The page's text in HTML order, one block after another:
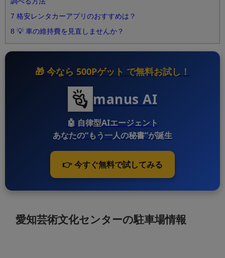
7 格安レンタカーアプリのおすすめは？
8 💡 車の維持費を見直しませんか？
🎁 今なら 500Pゲット で無料お試し！
manus AI
🤖 自律型AIエージェント
あなたの“もう一人の秘書”が誕生
👉 今すぐ無料で試してみる
愛知芸術文化センターの駐車場情報